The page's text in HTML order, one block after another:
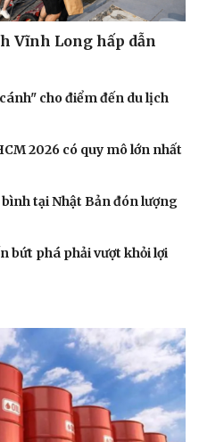
Vĩnh Long hấp dẫn
cho điểm đến du lịch
2026 có quy mô lớn nhất
tại Nhật Bản đón lượng
bứt phá phải vượt khỏi lợi